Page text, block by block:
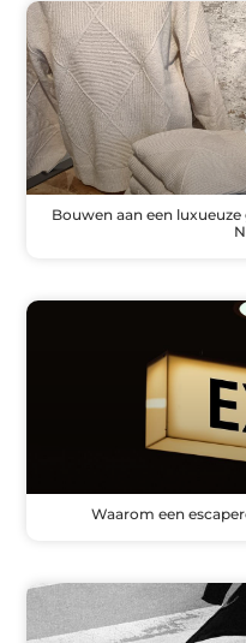
Bouwen aan een
Waarom een